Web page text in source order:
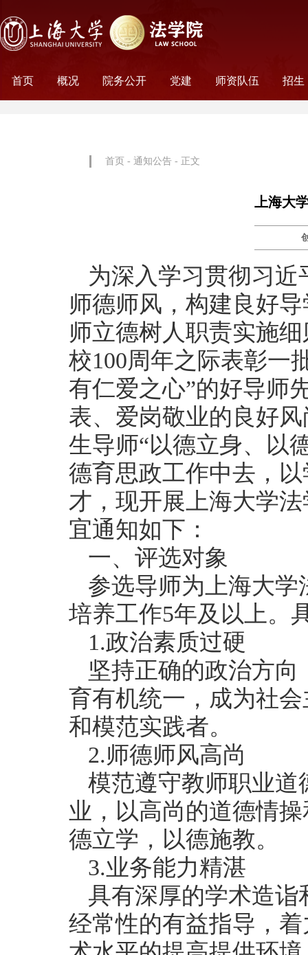
首页 概况 院务公开 党建 师资队伍 招生
首页 - 通知公告 - 正文
上海大
为深入学习贯彻习
师德师风，构建良好
师立德树人职责实施
校100周年之际表彰一
有仁爱之心”的好导师
表、爱岗敬业的良好
生导师“以德立身、以
德育思政工作中去，
才，现开展上海大学
宜通知如下：
一、评选对象
参选导师为上海大
培养工作5年及以上。
1.政治素质过硬
坚持正确的政治方
育有机统一，成为社
和模范实践者。
2.师德师风高尚
模范遵守教师职业
业，以高尚的道德情
德立学，以德施教。
3.业务能力精湛
具有深厚的学术造
经常性的有益指导，